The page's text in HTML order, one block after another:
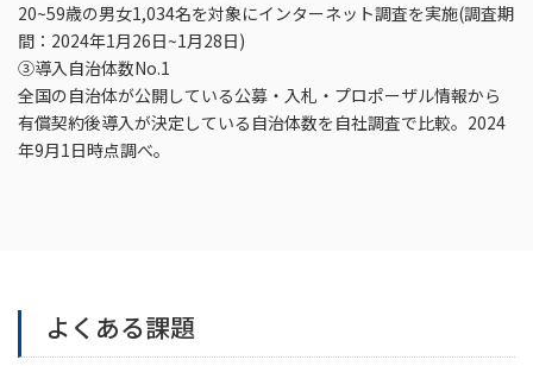
20~59歳の男女1,034名を対象にインターネット調査を実施(調査期
間：2024年1月26日~1月28日)
③導入自治体数No.1
全国の自治体が公開している公募・入札・プロポーザル情報から
有償契約後導入が決定している自治体数を自社調査で比較。2024
年9月1日時点調べ。
よくある課題